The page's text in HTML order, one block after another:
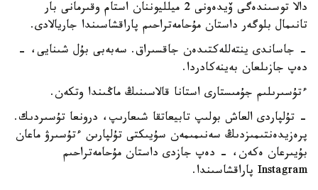
دالا توسىندەگى ۆيدەونى 2 ميلليوننان استام وقىرمانى بار
تانىمال بلوگەر داستان مۇحامەتراحىم پاراقشاسىندا جاريالادى.
- جاساندى ينتەللەكتىدەن جاقسىراق. سەبەبى بۇل شىنايى، -
دەپ جازىلعان بەينەكادردا.
ءتۇسىرىلىم جۇمىستارى استانا قالاسىنىڭ ماڭىندا وتكەن.
- تۇلپاردى العاش بولىپ تابيعاتقا شىعارىپ، درونعا تۇسىردىك.
پرەزيدەنتىمىزدىڭ سەنىمىمەن سۇيىكتى تۇلپارىن ءتۇسىرۋ ماعان
بۇيىرعان ەكەن، - دەپ جازدى داستان مۇحامەتراحىم
Instagram پاراقشاسىندا.